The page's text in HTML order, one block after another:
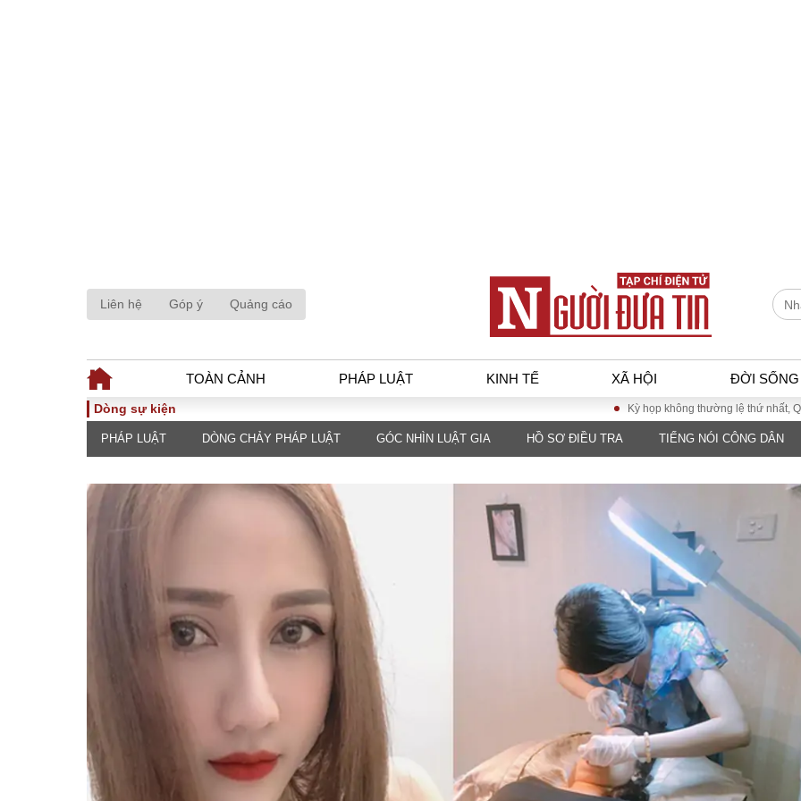
Liên hệ Góp ý Quảng cáo
TOÀN CẢNH PHÁP LUẬT KINH TẾ XÃ HỘI ĐỜI SỐNG
TOÀN CẢNH PHÁP LUẬT
Hồ sơ điều tra
Tiếng nói công dân
An ninh - Hình sự
KINH TẾ
Tài chính - Ngân
nghiệp
Xu hướng thị
trường
Tiêu dùng và dư
luận
Công nghệ
XÃ HỘI
Văn hoá
ĐA CHIỀU
Dòng sự kiện Kỳ họp không thường lệ thứ nhất, Quốc hội
PHÁP LUẬT DÒNG CHẢY PHÁP LUẬT GÓC NHÌN LUẬT GIA HỒ SƠ ĐIỀU TRA TIẾNG NÓI CÔNG DÂN